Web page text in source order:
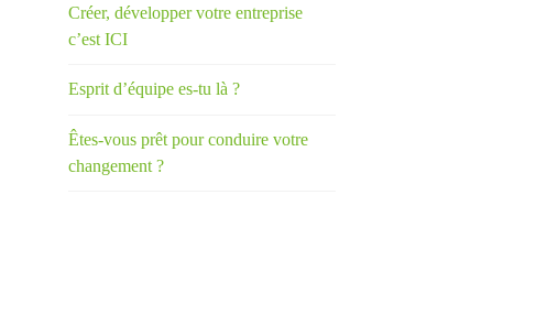
Créer, développer votre entreprise
c’est ICI
Esprit d’équipe es-tu là ?
Êtes-vous prêt pour conduire votre
changement ?